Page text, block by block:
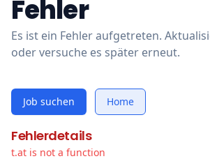
Fehler
Es ist ein Fehler aufgetreten.
oder versuche es später erneut.
Job suchen Home
Fehlerdetails
t.at is not a function